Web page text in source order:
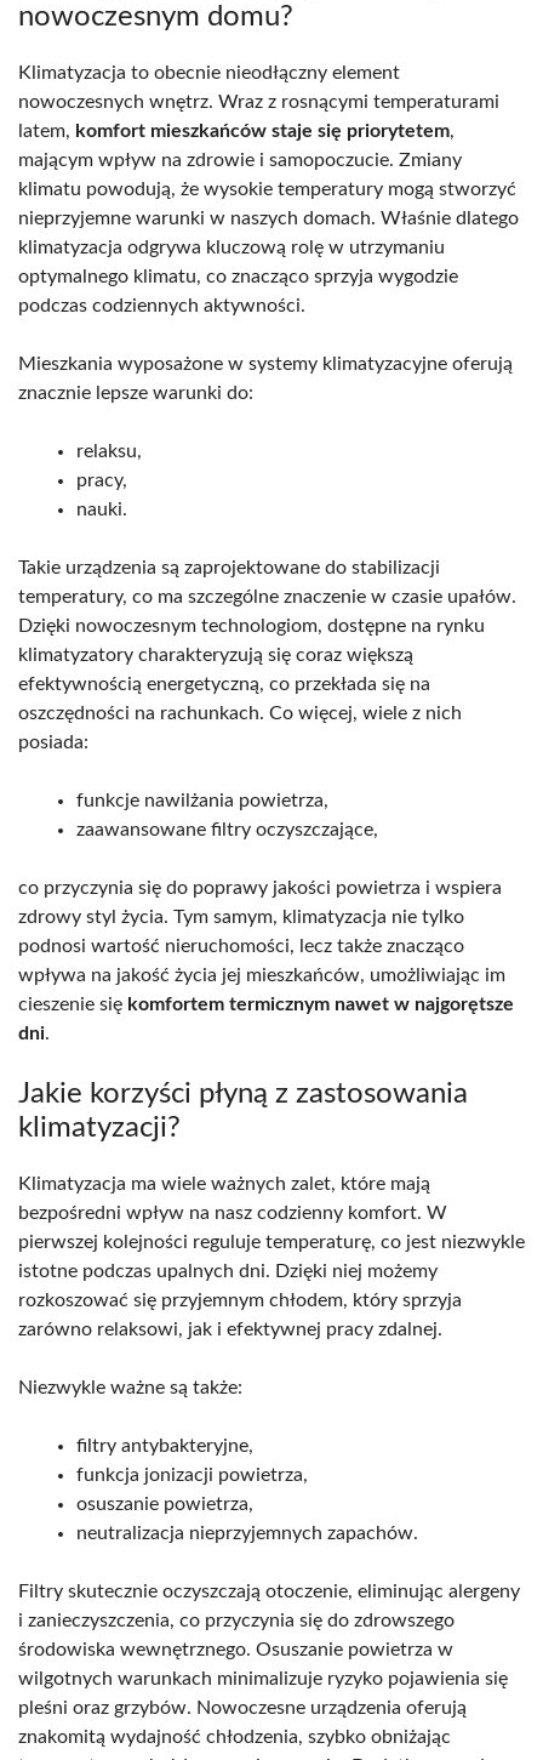
nowoczesnym domu?
Klimatyzacja to obecnie nieodłączny element
nowoczesnych wnętrz. Wraz z rosnącymi temperaturami
latem, komfort mieszkańców staje się priorytetem,
mającym wpływ na zdrowie i samopoczucie. Zmiany
klimatu powodują, że wysokie temperatury mogą stworzyć
nieprzyjemne warunki w naszych domach. Właśnie dlatego
klimatyzacja odgrywa kluczową rolę w utrzymaniu
optymalnego klimatu, co znacząco sprzyja wygodzie
podczas codziennych aktywności.
Mieszkania wyposażone w systemy klimatyzacyjne oferują
znacznie lepsze warunki do:
relaksu,
pracy,
nauki.
Takie urządzenia są zaprojektowane do stabilizacji
temperatury, co ma szczególne znaczenie w czasie upałów.
Dzięki nowoczesnym technologiom, dostępne na rynku
klimatyzatory charakteryzują się coraz większą
efektywnością energetyczną, co przekłada się na
oszczędności na rachunkach. Co więcej, wiele z nich
posiada:
funkcje nawilżania powietrza,
zaawansowane filtry oczyszczające,
co przyczynia się do poprawy jakości powietrza i wspiera
zdrowy styl życia. Tym samym, klimatyzacja nie tylko
podnosi wartość nieruchomości, lecz także znacząco
wpływa na jakość życia jej mieszkańców, umożliwiając im
cieszenie się komfortem termicznym nawet w najgorętsze
dni.
Jakie korzyści płyną z zastosowania
klimatyzacji?
Klimatyzacja ma wiele ważnych zalet, które mają
bezpośredni wpływ na nasz codzienny komfort. W
pierwszej kolejności reguluje temperaturę, co jest niezwykle
istotne podczas upalnych dni. Dzięki niej możemy
rozkoszować się przyjemnym chłodem, który sprzyja
zarówno relaksowi, jak i efektywnej pracy zdalnej.
Niezwykle ważne są także:
filtry antybakteryjne,
funkcja jonizacji powietrza,
osuszanie powietrza,
neutralizacja nieprzyjemnych zapachów.
Filtry skutecznie oczyszczają otoczenie, eliminując alergeny
i zanieczyszczenia, co przyczynia się do zdrowszego
środowiska wewnętrznego. Osuszanie powietrza w
wilgotnych warunkach minimalizuje ryzyko pojawienia się
pleśni oraz grzybów. Nowoczesne urządzenia oferują
znakomitą wydajność chłodzenia, szybko obniżając